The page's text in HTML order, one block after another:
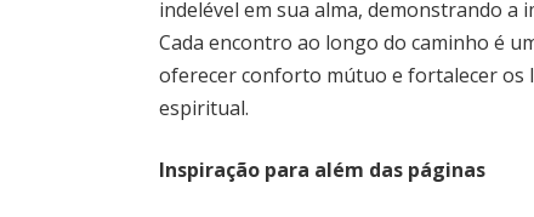
indelével em sua alma, demonstrando a
Cada encontro ao longo do caminho é
oferecer conforto mútuo e fortalecer os
espiritual.
Inspiração para além das páginas